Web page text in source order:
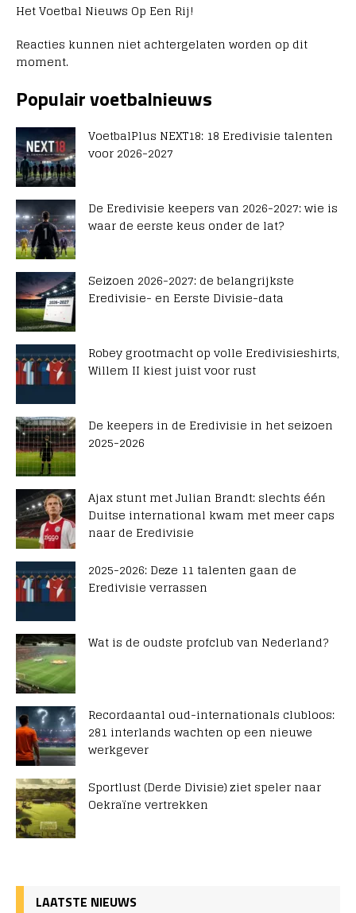
Het Voetbal Nieuws Op Een Rij!
Reacties kunnen niet achtergelaten worden op dit
moment.
Populair voetbalnieuws
VoetbalPlus NEXT18: 18 Eredivisie talenten
voor 2026-2027
De Eredivisie keepers van 2026-2027: wie is
waar de eerste keus onder de lat?
Seizoen 2026-2027: de belangrijkste
Eredivisie- en Eerste Divisie-data
Robey grootmacht op volle Eredivisieshirts,
Willem II kiest juist voor rust
De keepers in de Eredivisie in het seizoen
2025-2026
Ajax stunt met Julian Brandt: slechts één
Duitse international kwam met meer caps
naar de Eredivisie
2025-2026: Deze 11 talenten gaan de
Eredivisie verrassen
Wat is de oudste profclub van Nederland?
Recordaantal oud-internationals clubloos:
281 interlands wachten op een nieuwe
werkgever
Sportlust (Derde Divisie) ziet speler naar
Oekraïne vertrekken
LAATSTE NIEUWS